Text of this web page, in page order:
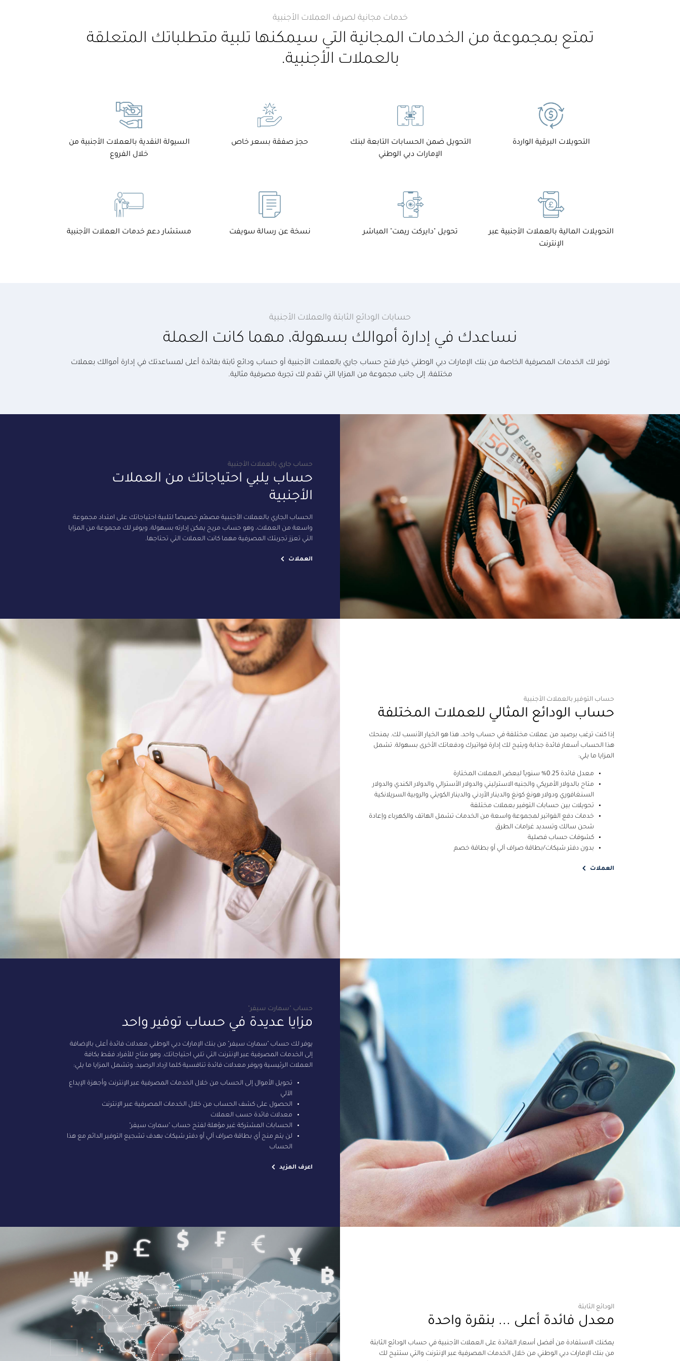
خدمات مجانية لصرف العملات الأجنبية
تمتع بمجموعة من الخدمات المجانية التي سيمكنها تلبية متطلباتك المتعلقة
بالعملات الأجنبية.
التحويلات البرقية الواردة
التحويل ضمن الحسابات التابعة لبنك
الإمارات دبي الوطني
حجز صفقة بسعر خاص
السيولة النقدية بالعملات الأجنبية من
خلال الفروع
التحويلات المالية بالعملات الأجنبية عبر
الإنترنت
تحويل "دايركت ريمت" المباشر نسخة عن رسالة سويفت مستشار دعم خدمات العملات الأجنبية
حسابات الودائع الثابتة والعملات الأجنبية
نساعدك في إدارة أموالك بسهولة، مهما كانت العملة
توفر لك الخدمات المصرفية الخاصة من بنك الإمارات دبي الوطني خيار فتح حساب جاري بالعملات الأجنبية أو حساب ودائع ثابتة بفائدة أعلى لمساعدتك في إدارة أموالك بعملات
مختلفة، إلى جانب مجموعة من المزايا التي تقدم لك تجربة مصرفية مثالية.
حساب جاري بالعملات الأجنبية
حساب يلبي احتياجاتك من العملات
الأجنبية
الحساب الجاري بالعملات الأجنبية مصمّم خصيصاً لتلبية احتياجاتك على امتداد مجموعة
واسعة من العملات، وهو حساب مريح يمكن إدارته بسهولة، ويوفر لك مجموعة من المزايا
التي تعزز تجربتك المصرفية مهما كانت العملات التي تحتاجها.
العملات
حساب التوفير بالعملات الأجنبية
حساب الودائع المثالي للعملات المختلفة
إذا كنت ترغب برصيد من عملات مختلفة في حساب واحد، هذا هو الخيار الأنسب لك. يمنحك
هذا الحساب أسعار فائدة جذابة ويتيح لك إدارة فواتيرك ودفعاتك الأخرى بسهولة. تشمل
المزايا ما يلي:
معدل فائدة 0.25% سنوياً لبعض العملات المختارة
متاح بالدولار الأمريكي والجنيه الاسترليني والدولار الأسترالي والدولار الكندي والدولار
السنغافوري ودولار هونغ كونغ والدينار الأردني والدينار الكويتي والروبية السريلانكية
تحويلات بين حسابات التوفير بعملات مختلفة
خدمات دفع الفواتير لمجموعة واسعة من الخدمات تشمل الهاتف والكهرباء وإعادة
شحن سالك وتسديد غرامات الطرق
كشوفات حساب فصلية
بدون دفتر شيكات/بطاقة صراف آلي أو بطاقة خصم
العملات
حساب "سمارت سيفر"
مزايا عديدة في حساب توفير واحد
يوفر لك حساب "سمارت سيفر" من بنك الإمارات دبي الوطني معدلات فائدة أعلى بالإضافة
إلى الخدمات المصرفية عبر الإنترنت التي تلبي احتياجاتك. وهو متاح للأفراد فقط بكافة
العملات الرئيسية ويوفر معدلات فائدة تنافسية كلما ازداد الرصيد. وتشمل المزايا ما يلي:
تحويل الأموال إلى الحساب من خلال الخدمات المصرفية عبر الإنترنت وأجهزة الإيداع
الآلي
الحصول على كشف الحساب من خلال الخدمات المصرفية عبر الإنترنت
معدلات فائدة حسب العملات
الحسابات المشتركة غير مؤهلة لفتح حساب "سمارت سيفر"
لن يتم منح أي بطاقة صراف آلي أو دفتر شيكات بهدف تشجيع التوفير الدائم مع هذا
الحساب
اعرف المزيد
الودائع الثابتة
معدل فائدة أعلى ... بنقرة واحدة
يمكنك الاستفادة من أفضل أسعار الفائدة على العملات الأجنبية في حساب الودائع الثابتة
من بنك الإمارات دبي الوطني من خلال الخدمات المصرفية عبر الإنترنت والتي ستتيح لك